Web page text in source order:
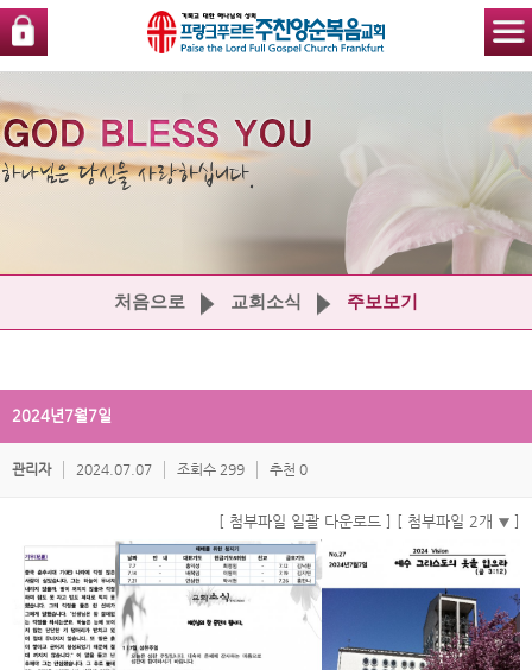
처음으로 교회소식 주보보기
2024년7월7일
관리자 2024.07.07 조회수 299 추천 0
[ 첨부파일 일괄 다운로드 ] [ 첨부파일 2개 ]